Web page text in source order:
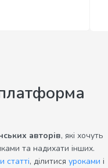
авторів, які хочуть
та надихати інших.
статті, ділитися уроками і